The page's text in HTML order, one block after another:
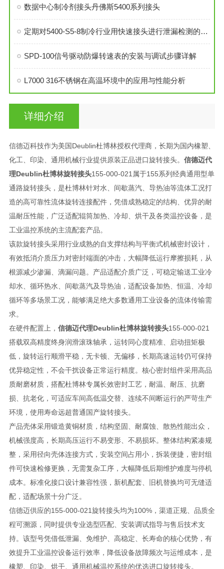
数据中心制冷剂接头丹佛斯5400系列接头
定期对5400-S5-8制冷行业用快速接头进行泄漏检测的必要性与操作方法
SPD-100信号驱动防爆转速表的安装与调试步骤详解
L7000 316不锈钢在高温环境中的应用与性能分析
详细介绍
信德迈科技作为美国Deublin杜博林授权代理商，长期为国内橡塑、
化工、印染、通用机械行业提供原装正品进口旋转接头。 信德迈代
理Deublin杜博林旋转接头155-000-021属于155系列经典通用型单
通路旋转接头，是杜博林针对水、间歇蒸汽、导热油等流体工况打
造的高可靠性流体旋转连接配件，凭借成熟稳定的结构、优异的耐
温耐压性能，广泛适配辊筒加热、冷却、烘干及各类温控设备，是
工业温控系统的主流配套产品。
该款旋转接头采用行业成熟的自支撑结构与平衡式机械密封设计，
有效抵消介质压力对密封端面的冲击，大幅降低运行摩擦损耗，从
根源减少渗漏、滴漏问题。产品适配介质广泛，可稳定输送工业冷
却水、循环热水、间歇蒸汽及导热油，适配设备加热、恒温、冷却
循环等多场景工况，能够满足绝大多数通用工业设备的流体传输需
求。
在硬件配置上， 信德迈代理Deublin杜博林旋转接头155-000-021
搭载双高精度终身润滑滚珠轴承，运转同心度精准、启动扭矩极
低，旋转运行顺滑平稳，无卡顿、无偏移，长期高速运转仍可保持
优异稳定性，不会干扰设备正常运行精度。核心密封组件采用高品
质耐磨材质，搭配杜博林专属长效密封工艺，耐温、耐压、抗磨
损、抗老化，可适应车间高低温交替、连续不间断运行的严苛生产
环境，使用寿命远超普通国产旋转接头。
产品壳体采用锻造黄铜材质，结构坚固、耐腐蚀、散热性能出众，
机械强度高，长期高压运行不易变形、不易损坏。整体结构紧凑规
整，采用径向壳体连接方式，安装空间占用小，拆装便捷，密封组
件可快速检修更换，无需复杂工序，大幅降低后期维护难度与停机
成本。标准化接口设计兼容性强，新机配套、旧机替换均可无缝适
配，适配场景十分广泛。
信德迈供应的155-000-021旋转接头均为100%，渠道正规、品质全
程可溯源，同时提供专业选型匹配、安装调试指导与售后技术支
持。该型号凭借低泄漏、免维护、高稳定、长寿命的核心优势，有
效提升工业温控设备运行效率，降低设备故障频次与运维成本，是
橡塑、印染、烘干、通用机械温控系统的优选进口旋转接头。